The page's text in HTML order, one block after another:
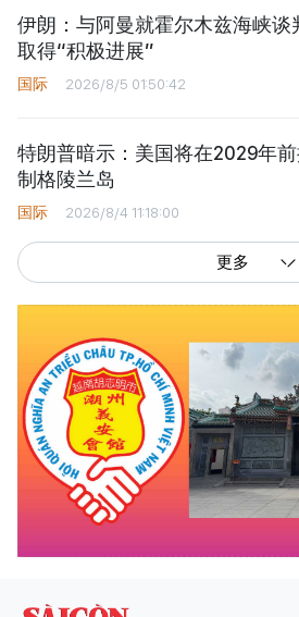
伊朗：与阿曼就霍尔木兹海峡谈
取得“积极进展”
国际 2026/8/5 01:50:42
特朗普暗示：美国将在2029年
制格陵兰岛
国际 2026/8/4 11:18:00
更多
西贡解放报网版权所有
由越南新闻与传播部所属报刊局于2023年09月
副总编辑: 阮玉英、范文长、裴氏红霜、张德义